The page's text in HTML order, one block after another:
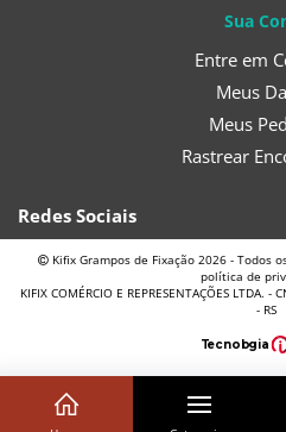
Sua
Entre em
Meus
Meus
Rastrear
Redes Sociais
Kifix Grampos de Fixação 2026 - Todos
política de
KIFIX COMÉRCIO E REPRESENTAÇÕES
- RS
Tecnologia